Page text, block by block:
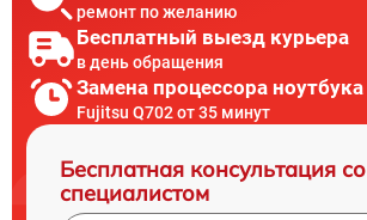
ремонт по желанию
Бесплатный выезд курьера
в день обращения
Замена процессора ноутбука
Fujitsu Q702 от 35 минут
Бесплатная консультация со
специалистом